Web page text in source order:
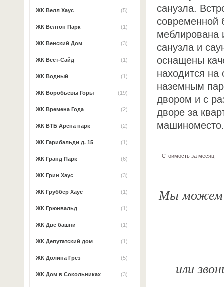
(5)
ЖК Велл Хаус
(1)
ЖК Велтон Парк
(3)
ЖК Венский Дом
(1)
ЖК Вест-Сайд
(1)
ЖК Водный
(19)
ЖК Воробьевы Горы
(2)
ЖК Времена Года
(2)
ЖК ВТБ Арена парк
(1)
ЖК Гарибальди д. 15
(6)
ЖК Гранд Парк
(3)
ЖК Грин Хаус
(1)
ЖК Груббер Хаус
(1)
ЖК Грюнвальд
(1)
ЖК Две башни
(1)
ЖК Депутатский дом
(5)
ЖК Долина Грёз
(3)
ЖК Дом в Сокольниках
санузла.
современной
меблирована
санузла и
оснащены
находится на
наземным
двором и с
дворе за
машиноместо.
Стоимость за месяц
Мы можем
или